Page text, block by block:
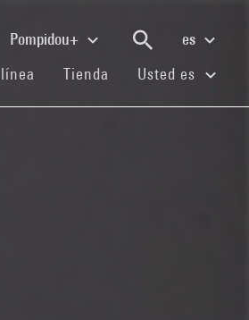
Pompidou+
es
(current)
Tienda (current)
Usted es